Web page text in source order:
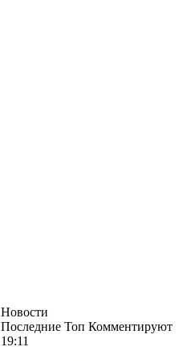
Новости
Последние Топ Комментируют
19:11